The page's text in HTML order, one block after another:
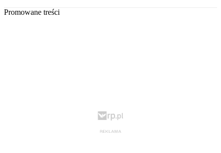
Promowane treści